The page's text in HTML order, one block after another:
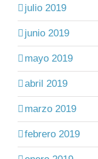
julio 2019
junio 2019
mayo 2019
abril 2019
marzo 2019
febrero 2019